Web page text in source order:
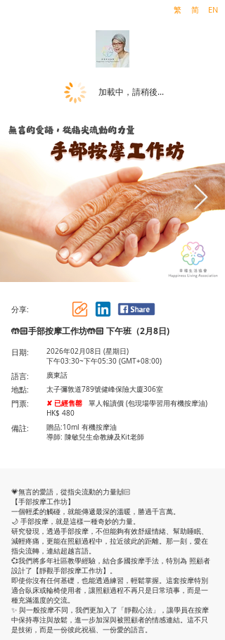
繁 简 EN
加載中，請稍後...
分享:
🤲🏻手部按摩工作坊🤲🏻 下午班（2月8日)
日期:
2026年02月08日 (星期日)
下午03:30~下午05:30 (GMT+08:00)
語言: 廣東話
地點: 太子彌敦道789號健峰保險大廈306室
門票: ✘ 已經售罄
單人報讀價 (包現場學習用有機按摩油)
HK$ 480
備註:
贈品:10ml 有機按摩油
導師: 陳敏兒生命教練及Kit老師
💗無言的愛語，從指尖流動的力量🙌🏻
【手部按摩工作坊】
一個輕柔的觸碰，就能傳遞最深的溫暖，勝過千言萬。
🌙 手部按摩，就是這樣一種奇妙的力量。
研究發現，透過手部按摩，不但能夠有效舒緩情緒、幫助睡眠、
減輕疼痛，更能在照顧過程中，拉近彼此的距離。那一刻，愛在
指尖流轉，連結超越言語。
💞我們將多年社區教學經驗，結合多國按摩手法，特別為 照顧者
設計了【靜觀手部按摩工作坊】。
即使你沒有任何基礎，也能透過練習，輕鬆掌握。這套按摩特別
適合臥床或輪椅使用者，讓照顧過程不再只是日常瑣事，而是一
種充滿溫度的交流。
✨ 與一般按摩不同，我們更加入了「靜觀心法」，讓學員在按摩
中保持專注與放鬆，進一步加深與被照顧者的情感連結。這不只
是技術，而是一份彼此祝福、一份愛的語言。